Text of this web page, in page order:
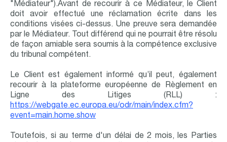
"Médiateur").Avant de recourir à ce Médiateur, le Client
doit avoir effectué une réclamation écrite dans les
conditions visées ci-dessus. Une preuve sera demandée
par le Médiateur. Tout différend qui ne pourrait être résolu
de façon amiable sera soumis à la compétence exclusive
du tribunal compétent.
Le Client est également informé qu’il peut, également
recourir à la plateforme européenne de Règlement en
Ligne des Litiges (RLL) :
https://webgate.ec.europa.eu/odr/main/index.cfm?
event=main.home.show
Toutefois, si au terme d'un délai de 2 mois, les Parties